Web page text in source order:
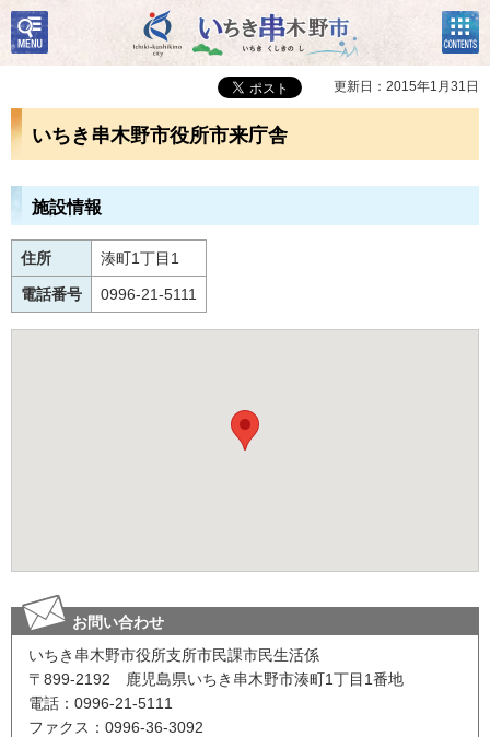
いちき串木野市
検
索・
共通
コン
テン
ツメ
ニュ
更新日：2015年1月31日
いちき串木野市役所市来庁舎
施設情報
住所 湊町1丁目1
電話番号 0996-21-5111
お問い合わせ
いちき串木野市役所支所市民課市民生活係
〒899-2192 鹿児島県いちき串木野市湊町1丁目1番地
電話：0996-21-5111
ファクス：0996-36-3092